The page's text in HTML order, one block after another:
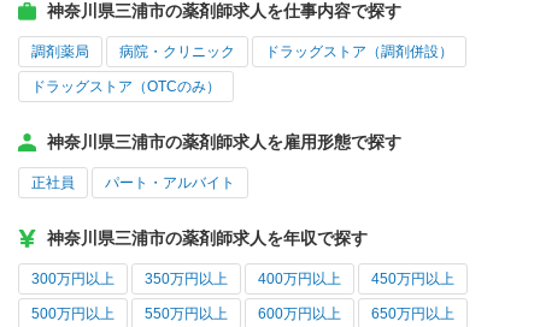
神奈川県三浦市の薬剤師求人を仕事内容で探す
調剤薬局 病院・クリニック ドラッグストア（調剤併設）
ドラッグストア（OTCのみ）
神奈川県三浦市の薬剤師求人を雇用形態で探す
正社員 パート・アルバイト
神奈川県三浦市の薬剤師求人を年収で探す
300万円以上 350万円以上 400万円以上 450万円以上
500万円以上 550万円以上 600万円以上 650万円以上